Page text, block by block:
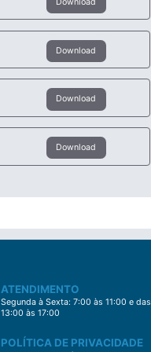
Download
Download
Download
ATENDIMENTO
Segunda à Sexta: 7:00 às 11:00 e das
13:00 às 17:00
POLÍTICA DE PRIVACIDADE